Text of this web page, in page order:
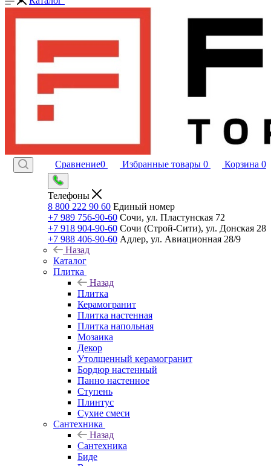
Сравнение0 Избранные товары 0 Корзина 0
Телефоны
8 800 222 90 60 Единый номер
+7 989 756-90-60 Сочи, ул. Пластунская 72
+7 918 904-90-60 Сочи (Строй-Сити), ул. Донская 28
+7 988 406-90-60 Адлер, ул. Авиационная 28/9
Назад
Каталог
Плитка
Назад
Плитка
Керамогранит
Плитка настенная
Плитка напольная
Мозаика
Декор
Утолщенный керамогранит
Бордюр настенный
Панно настенное
Ступень
Плинтус
Сухие смеси
Сантехника
Назад
Сантехника
Биде